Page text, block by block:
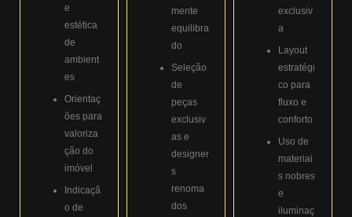
e
estética
de
ambient
es
Orientaç
ões para
valoriza
ção do
imóvel
Indicaçã
o de
mente
equilibra
do
Seleção
de
peças
exclusiv
as e
designer
s
renoma
dos
exclusiv
a
Layout
estratégi
co para
fluxo e
conforto
Uso de
materiai
s nobres
e
iluminaç